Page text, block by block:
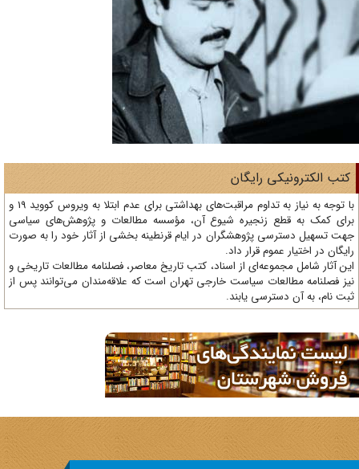
الکترونیکی رایگان
با توجه به نیاز به تداوم مراقبت‌های بهداشتی برای عدم ابتلا به ویروس کووید 19 و
کمک به قطع زنجیره شیوع آن، مؤسسه مطالعات و پژوهش‌های سیاسی
تسهیل دسترسی پژوهشگران در ایام قرنطینه بخشی از آثار خود را به صورت
در اختیار عموم قرار داد.
آثار شامل مجموعه‌ای از اسناد، کتب تاریخ معاصر، فصلنامه‌ مطالعات تاریخی و
فصلنامه مطالعات سیاست خارجی تهران است که علاقه‌مندان می‌توانند پس از
نام، به آن دسترسی یابند.